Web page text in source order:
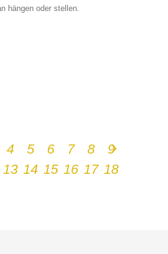
hängen oder stellen.
4 5 6 7 8
9
13 14 15 16 17 18